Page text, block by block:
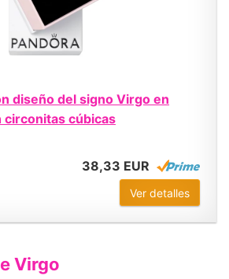
diseño del signo Virgo en
circonitas cúbicas
38,33 EUR
Ver detalles
Virgo